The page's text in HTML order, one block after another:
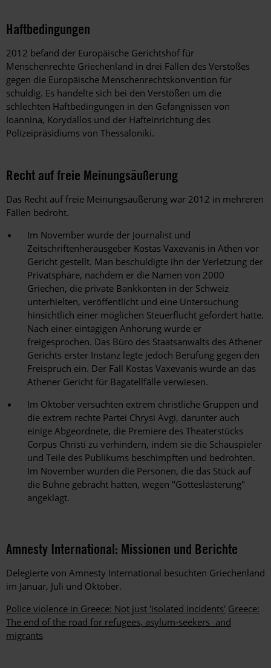
Haftbedingungen
2012 befand der Europäische Gerichtshof für
Menschenrechte Griechenland in drei Fällen des Verstoßes
gegen die Europäische Menschenrechtskonvention für
schuldig. Es handelte sich bei den Verstößen um die
schlechten Haftbedingungen in den Gefängnissen von
Ioannina, Korydallos und der Hafteinrichtung des
Polizeipräsidiums von Thessaloniki.
Recht auf freie Meinungsäußerung
Das Recht auf freie Meinungsäußerung war 2012 in mehreren
Fällen bedroht.
Im November wurde der Journalist und
Zeitschriftenherausgeber Kostas Vaxevanis in Athen vor
Gericht gestellt. Man beschuldigte ihn der Verletzung der
Privatsphäre, nachdem er die Namen von 2000
Griechen, die private Bankkonten in der Schweiz
unterhielten, veröffentlicht und eine Untersuchung
hinsichtlich einer möglichen Steuerflucht gefordert hatte.
Nach einer eintägigen Anhörung wurde er
freigesprochen. Das Büro des Staatsanwalts des Athener
Gerichts erster Instanz legte jedoch Berufung gegen den
Freispruch ein. Der Fall Kostas Vaxevanis wurde an das
Athener Gericht für Bagatellfälle verwiesen.
Im Oktober versuchten extrem christliche Gruppen und
die extrem rechte Partei Chrysi Avgi, darunter auch
einige Abgeordnete, die Premiere des Theaterstücks
Corpus Christi zu verhindern, indem sie die Schauspieler
und Teile des Publikums beschimpften und bedrohten.
Im November wurden die Personen, die das Stück auf
die Bühne gebracht hatten, wegen "Gotteslästerung"
angeklagt.
Amnesty International: Missionen und Berichte
Delegierte von Amnesty International besuchten Griechenland
im Januar, Juli und Oktober.
Police violence in Greece: Not just 'isolated incidents' Greece:
The end of the road for refugees, asylum-seekers and
migrants